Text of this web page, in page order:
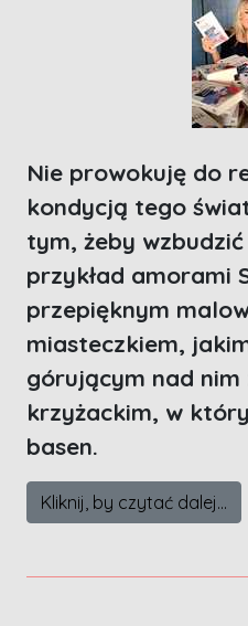
Nie prowokuję do
kondycją tego
tym, żeby
przykład amorami
przepięknym
miasteczkiem,
górującym nad nim
krzyżackim, w
basen.
Kliknij, by czytać dalej...